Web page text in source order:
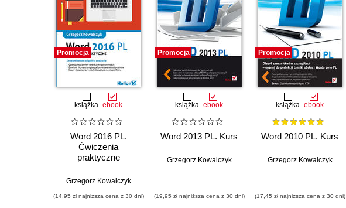
Promocja
książka ebook
Word 2016 PL.
Ćwiczenia
praktyczne
Grzegorz Kowalczyk
(14,95 zł najniższa cena z 30 dni)
Promocja
książka ebook
Word 2013 PL. Kurs
Grzegorz Kowalczyk
(19,95 zł najniższa cena z 30 dni)
Promocja
książka ebook
Word 2010 PL. Kurs
Grzegorz Kowalczyk
(17,45 zł najniższa cena z 30 dni)